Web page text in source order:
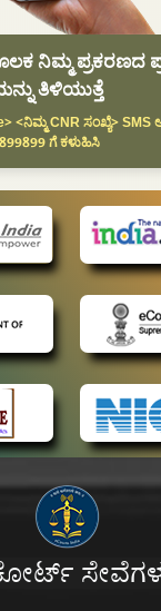
ನಿಮ್ಮ ಪ್ರಕರಣದ
ತಿಳಿಯುತ್ತೆ
<ನಿಮ್ಮ CNR ಸಂಖ್ಯೆ> SMS
ಗೆ ಕಳುಹಿಸಿ